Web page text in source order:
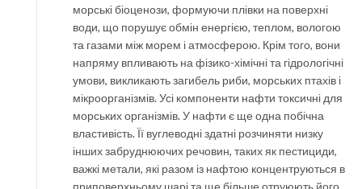
морські біоценози, формуючи плівки на поверхні
води, що порушує обмін енергією, теплом, вологою
та газами між морем і атмосферою. Крім того, вони
напряму впливають на фізико-хімічні та гідрологічні
умови, викликають загибель риби, морських птахів і
мікроорганізмів. Усі компоненти нафти токсичні для
морських організмів. У нафти є ще одна побічна
властивість. Її вуглеводні здатні розчиняти низку
інших забруднюючих речовин, таких як пестициди,
важкі метали, які разом із нафтою концентруються в
приповерхньому шарі та ще більше отруюють його.